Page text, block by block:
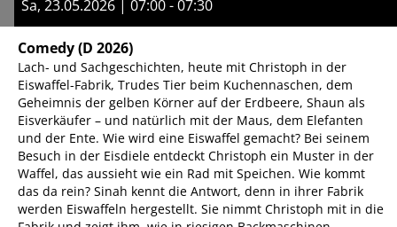
Sa, 23.05.2026 | 07:00 - 07:30
Comedy(D 2026)
Lach- und Sachgeschichten, heute mit Christoph in der
Eiswaffel-Fabrik, Trudes Tier beim Kuchennaschen, dem
Geheimnis der gelben Körner auf der Erdbeere, Shaun als
Eisverkäufer – und natürlich mit der Maus, dem Elefanten
und der Ente. Wie wird eine Eiswaffel gemacht? Bei seinem
Besuch in der Eisdiele entdeckt Christoph ein Muster in der
Waffel, das aussieht wie ein Rad mit Speichen. Wie kommt
das da rein? Sinah kennt die Antwort, denn in ihrer Fabrik
werden Eiswaffeln hergestellt. Sie nimmt Christoph mit in die